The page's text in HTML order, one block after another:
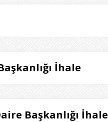
İhale
Başkanlığı İhale